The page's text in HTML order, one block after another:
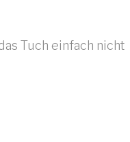
Tuch einfach nicht